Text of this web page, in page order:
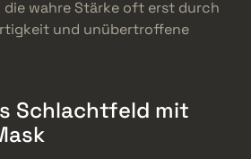
die wahre Stärke oft erst durch
und unübertroffene
Schlachtfeld mit